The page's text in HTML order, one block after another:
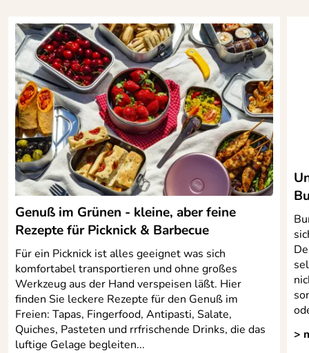
Genuß im Grünen - kleine, aber feine
Rezepte für Picknick & Barbecue
Für ein Picknick ist alles geeignet was sich
komfortabel transportieren und ohne großes
Werkzeug aus der Hand verspeisen läßt. Hier
finden Sie leckere Rezepte für den Genuß im
Freien: Tapas, Fingerfood, Antipasti, Salate,
Quiches, Pasteten und rrfrischende Drinks, die das
luftige Gelage begleiten...
>